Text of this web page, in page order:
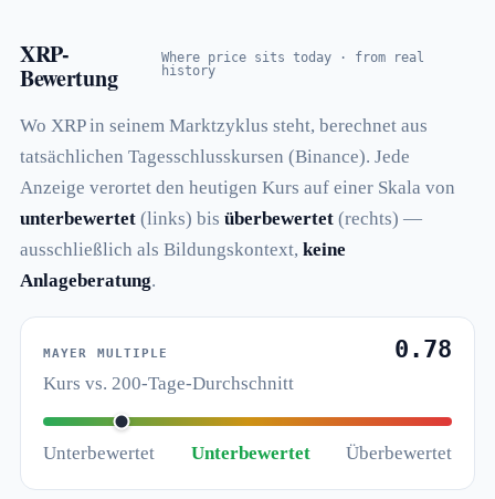
XRP-
Bewertung
Where price sits today · from real
history
Wo XRP in seinem Marktzyklus steht, berechnet aus
tatsächlichen Tagesschlusskursen (Binance). Jede
Anzeige verortet den heutigen Kurs auf einer Skala von
unterbewertet(links) bis überbewertet(rechts) —
ausschließlich als Bildungskontext, keine
Anlageberatung.
MAYER MULTIPLE 0.78
Kurs vs. 200-Tage-Durchschnitt
Unterbewertet Unterbewertet Überbewertet